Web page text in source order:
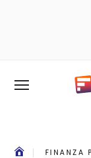
FINANZA